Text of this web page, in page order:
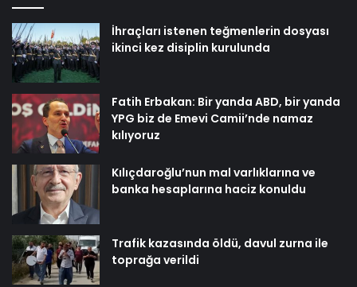
İhraçları istenen teğmenlerin dosyası
ikinci kez disiplin kurulunda
Fatih Erbakan: Bir yanda ABD, bir yanda
YPG biz de Emevi Camii’nde namaz
kılıyoruz
Kılıçdaroğlu’nun mal varlıklarına ve
banka hesaplarına haciz konuldu
Trafik kazasında öldü, davul zurna ile
toprağa verildi